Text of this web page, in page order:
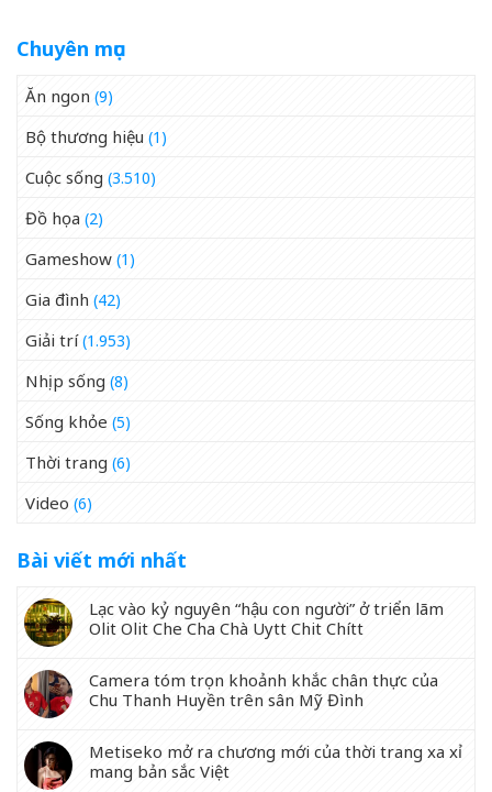
Chuyên mục
Ăn ngon (9)
Bộ thương hiệu (1)
Cuộc sống (3.510)
Đồ họa (2)
Gameshow (1)
Gia đình (42)
Giải trí(1.953)
Nhịp sống (8)
Sống khỏe (5)
Thời trang (6)
Video (6)
Bài viết mới nhất
Lạc vào kỷ nguyên “hậu con người” ở triển lãm
Olit Olit Che Cha Chà Uytt Chit Chítt
Camera tóm trọn khoảnh khắc chân thực của
Chu Thanh Huyền trên sân Mỹ Đình
Metiseko mở ra chương mới của thời trang xa xỉ
mang bản sắc Việt